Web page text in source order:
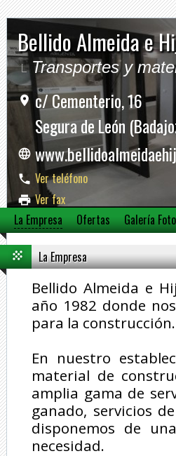
Bellido Almeida e
Transportes y
c/ Cementerio, 16
Segura de León
Ver teléfono
Ver fax
Ver móvil
La Empresa Ofertas Galería
La Empresa
Bellido Almeida e
año 1982 donde
para la construcción.
En nuestro
material de
amplia gama de
ganado, servicios
disponemos de
necesidad.